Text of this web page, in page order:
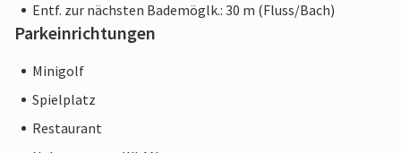
Entf. zur nächsten Bademöglk.: 30 m (Fluss/Bach)
Parkeinrichtungen
Minigolf
Spielplatz
Restaurant